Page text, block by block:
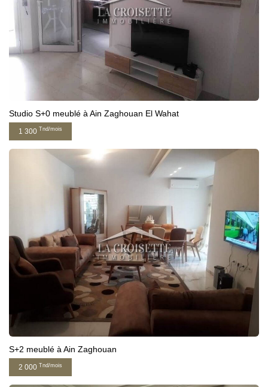
Studio S+0 meublé à Ain Zaghouan El Wahat
1 300 Tnd/mois
S+2 meublé à Ain Zaghouan
2 000 Tnd/mois